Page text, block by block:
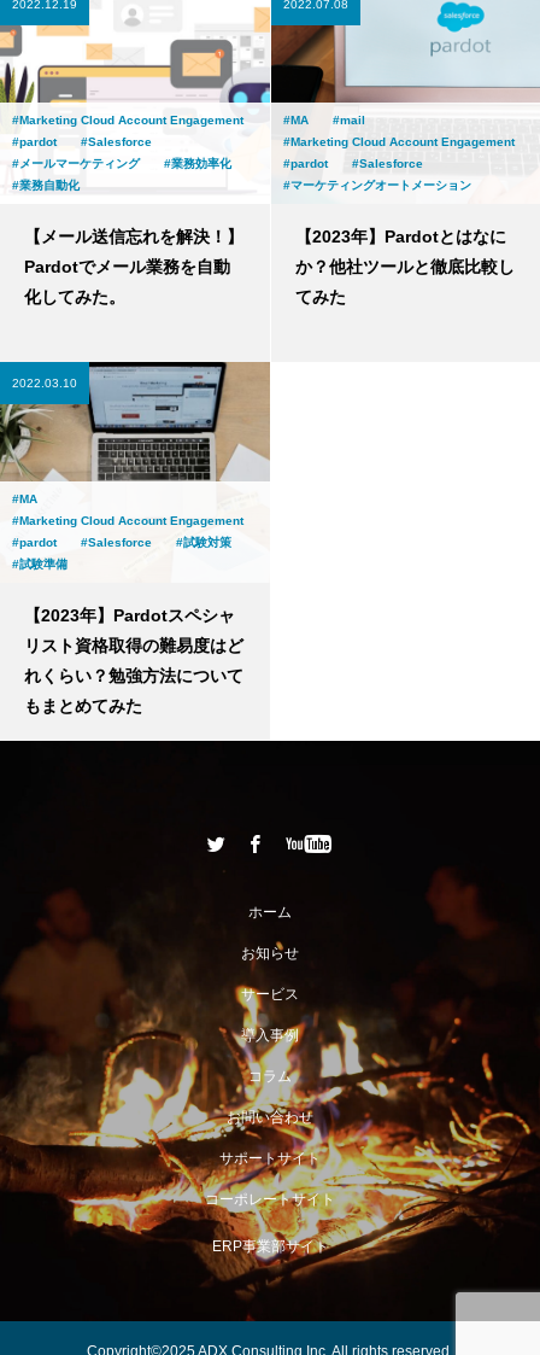
2022.12.19
Marketing Cloud Account Engagement
pardot
Salesforce
メールマーケティング
業務効率化
業務自動化
【メール送信忘れを解決！】
Pardotでメール業務を自動
化してみた。
2022.07.08
MA
mail
Marketing Cloud Account Engagement
pardot
Salesforce
マーケティングオートメーション
【2023年】Pardotとはなに
か？他社ツールと徹底比較し
てみた
2022.03.10
MA
Marketing Cloud Account Engagement
pardot
Salesforce
試験対策
試験準備
【2023年】Pardotスペシャ
リスト資格取得の難易度はど
れくらい？勉強方法について
もまとめてみた
ホーム
お知らせ
サービス
導入事例
コラム
お問い合わせ
サポートサイト
コーポレートサイト
ERP事業部サイト
Copyright©2025 ADX Consulting Inc, All rights reserved.